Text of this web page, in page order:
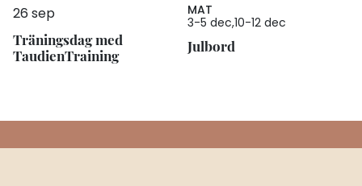
26 sep
Träningsdag med
TaudienTraining
MAT
3-5 dec10-12 dec
Julbord